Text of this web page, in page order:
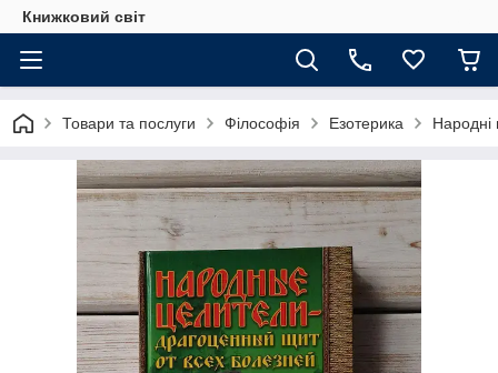
Книжковий світ
Товари та послуги Філософія Езотерика Народні